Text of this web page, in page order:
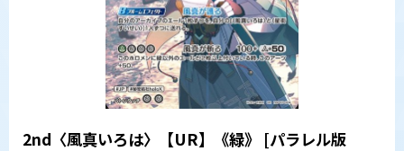
2nd〈風真いろは〉【UR】《緑》 [パラレル版